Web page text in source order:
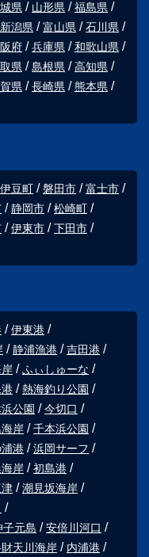
県 山形県
福島県
新潟県 富山県
石川県
府 兵庫県
和歌山県
県 島根県
高知県
県 長崎県
熊本県
豆町 磐田市
富士市
静岡市
松崎町
伊東市
下田市
伊東港
静浦漁港
吉田港
ふぃしゅーな
港
熱海釣り公園
公園
今切口
岸
千本浜公園
港
浜岡サーフ
岸
初島港
潮見坂海岸
子元島
安倍川河口
天川海岸
内浦港